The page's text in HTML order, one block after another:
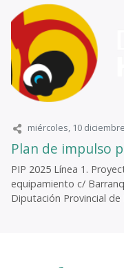
miércoles, 10
Plan de impulso
PIP 2025 Línea 1.
equipamiento c/
Diputación Provincial de